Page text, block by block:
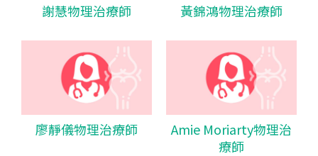
謝慧物理治療師 黃錦鴻物理治療師
廖靜儀物理治療師
Amie Moriarty物理治
療師